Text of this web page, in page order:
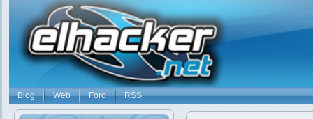
Blog Web Foro RSS